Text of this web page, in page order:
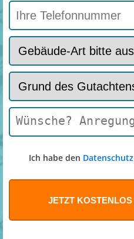
Ich habe den Datenschutz